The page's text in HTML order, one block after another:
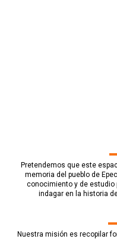
Pretendemos que este
memoria del pueblo de
conocimiento y de estudio
indagar en la historia
Nuestra misión es recopilar